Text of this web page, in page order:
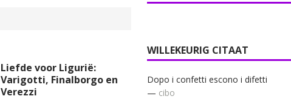
Liefde voor Ligurië:
Varigotti, Finalborgo en
Verezzi
WILLEKEURIG CITAAT
Dopo i confetti escono i difetti
— cibo